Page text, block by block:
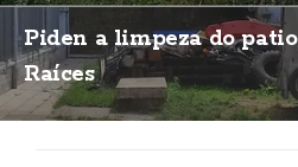
Piden a limpeza do
Raíces